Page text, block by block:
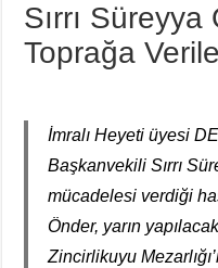
Sırrı Süreyya
Toprağa
İmralı Heyeti üyesi
Başkanvekili Sırrı
mücadelesi verdiği
Önder, yarın
Zincirlikuyu